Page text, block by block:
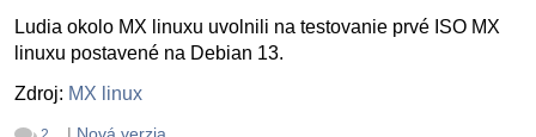
Ludia okolo MX linuxu uvolnili na testovanie prvé ISO MX
linuxu postavené na Debian 13.
Zdroj: MX linux